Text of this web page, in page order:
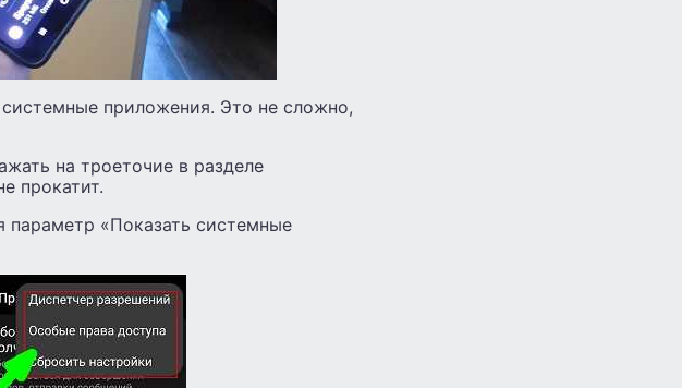
приложения. Это не сложно,
на троеточие в разделе
прокатит.
параметр «Показать системные